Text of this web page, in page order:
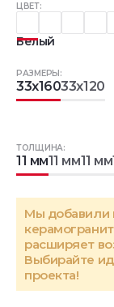
ЦВЕТ:
Белый
РАЗМЕРЫ:
33x16033x120
ТОЛЩИНА:
11 мм11 мм11 мм
Мы добавили
расширяет
Выбирайте
проекта!